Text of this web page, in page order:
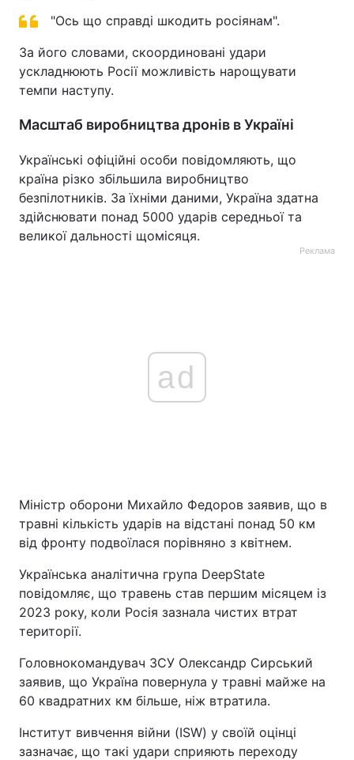
"Ось що справді шкодить росіянам".
За його словами, скоординовані удари
ускладнюють Росії можливість нарощувати
темпи наступу.
Масштаб виробництва дронів в Україні
Українські офіційні особи повідомляють, що
країна різко збільшила виробництво
безпілотників. За їхніми даними, Україна здатна
здійснювати понад 5000 ударів середньої та
великої дальності щомісяця.
Реклама
ad
Міністр оборони Михайло Федоров заявив, що в
травні кількість ударів на відстані понад 50 км
від фронту подвоїлася порівняно з квітнем.
Українська аналітична група DeepState
повідомляє, що травень став першим місяцем із
2023 року, коли Росія зазнала чистих втрат
території.
Головнокомандувач ЗСУ Олександр Сирський
заявив, що Україна повернула у травні майже на
60 квадратних км більше, ніж втратила.
Інститут вивчення війни (ISW) у своїй оцінці
зазначає, що такі удари сприяють переходу